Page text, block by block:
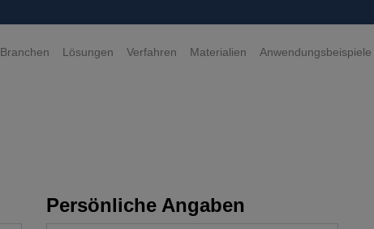
Branchen Lösungen Verfahren Materialien Anwendungsbeispiele
Persönliche Angaben